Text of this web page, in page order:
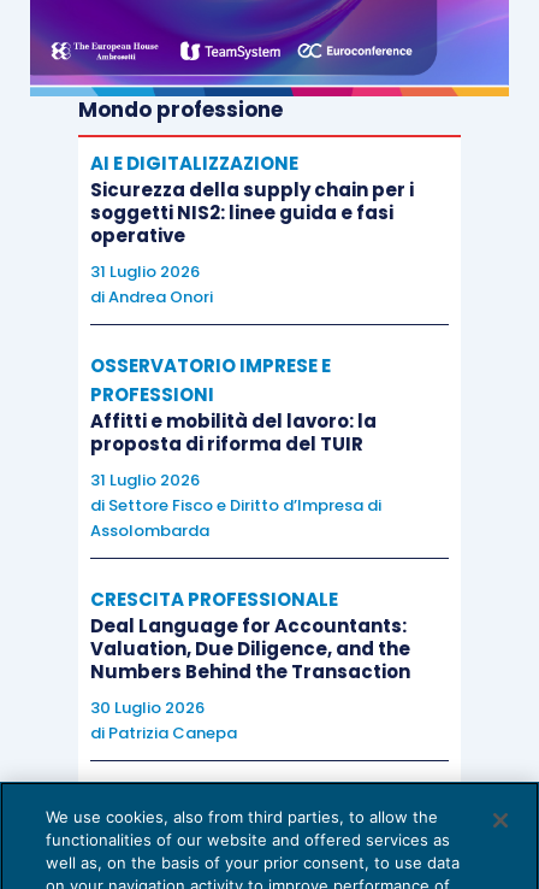
Mondo professione
AI E DIGITALIZZAZIONE
Sicurezza della supply chain per i
soggetti NIS2: linee guida e fasi
operative
31 Luglio 2026
diAndrea Onori
OSSERVATORIO IMPRESE E
PROFESSIONI
Affitti e mobilità del lavoro: la
proposta di riforma del TUIR
31 Luglio 2026
di Settore Fisco e Diritto d’Impresa di
Assolombarda
CRESCITA PROFESSIONALE
Deal Language for Accountants:
Valuation, Due Diligence, and the
Numbers Behind the Transaction
30 Luglio 2026
di Patrizia Canepa
EU AI Act e studi professionali: le
scadenze concrete
We use cookies, also from third parties, to allow the
functionalities of our website and offered services as
well as, on the basis of your prior consent, to use data